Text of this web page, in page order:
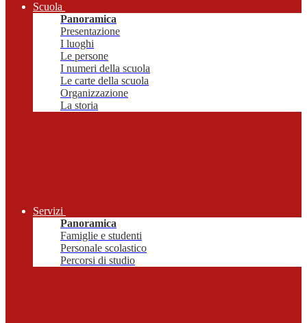
Scuola
Panoramica
Presentazione
I luoghi
Le persone
I numeri della scuola
Le carte della scuola
Organizzazione
La storia
Servizi
Panoramica
Famiglie e studenti
Personale scolastico
Percorsi di studio